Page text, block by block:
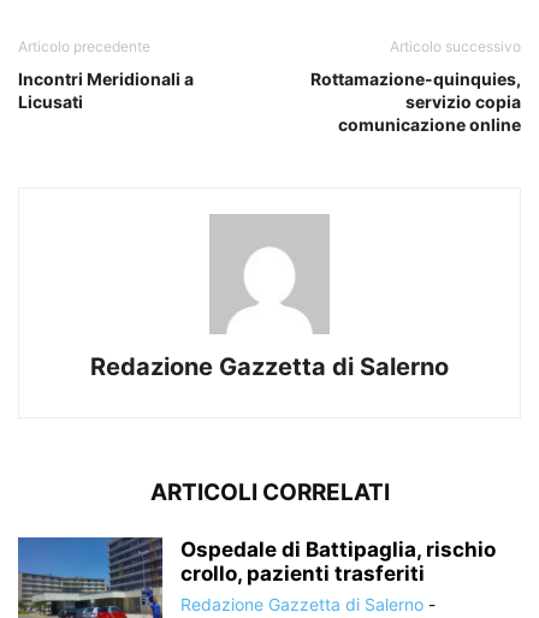
Articolo precedente
Incontri Meridionali a
Licusati
Articolo successivo
Rottamazione-quinquies,
servizio copia
comunicazione online
Redazione Gazzetta di Salerno
ARTICOLI CORRELATI
Ospedale di Battipaglia, rischio
crollo, pazienti trasferiti
Redazione Gazzetta di Salerno -